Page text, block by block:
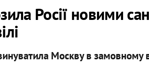
Росії новими
Москву в замовному